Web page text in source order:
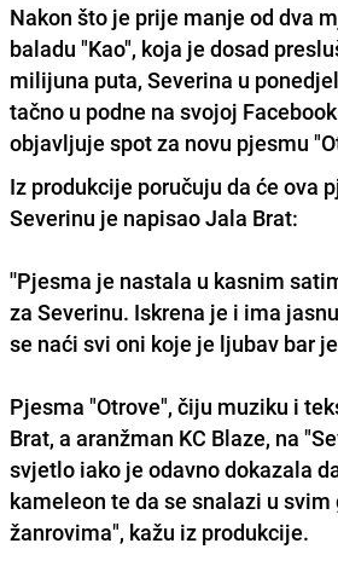
Nakon što je prije manje od dva
baladu "Kao", koja je dosad
milijuna puta, Severina u
tačno u podne na svojoj
objavljuje spot za novu pjesmu
Iz produkcije poručuju da će ova
Severinu je napisao Jala Brat:
''Pjesma je nastala u kasnim
za Severinu. Iskrena je i ima
se naći svi oni koje je ljubav bar
Pjesma "Otrove", čiju muziku i
Brat, a aranžman KC Blaze, na
svjetlo iako je odavno dokazala
kameleon te da se snalazi u
žanrovima", kažu iz produkcije.